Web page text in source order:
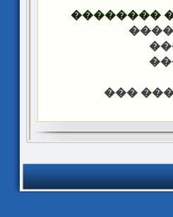
����
-���
-
-
-���